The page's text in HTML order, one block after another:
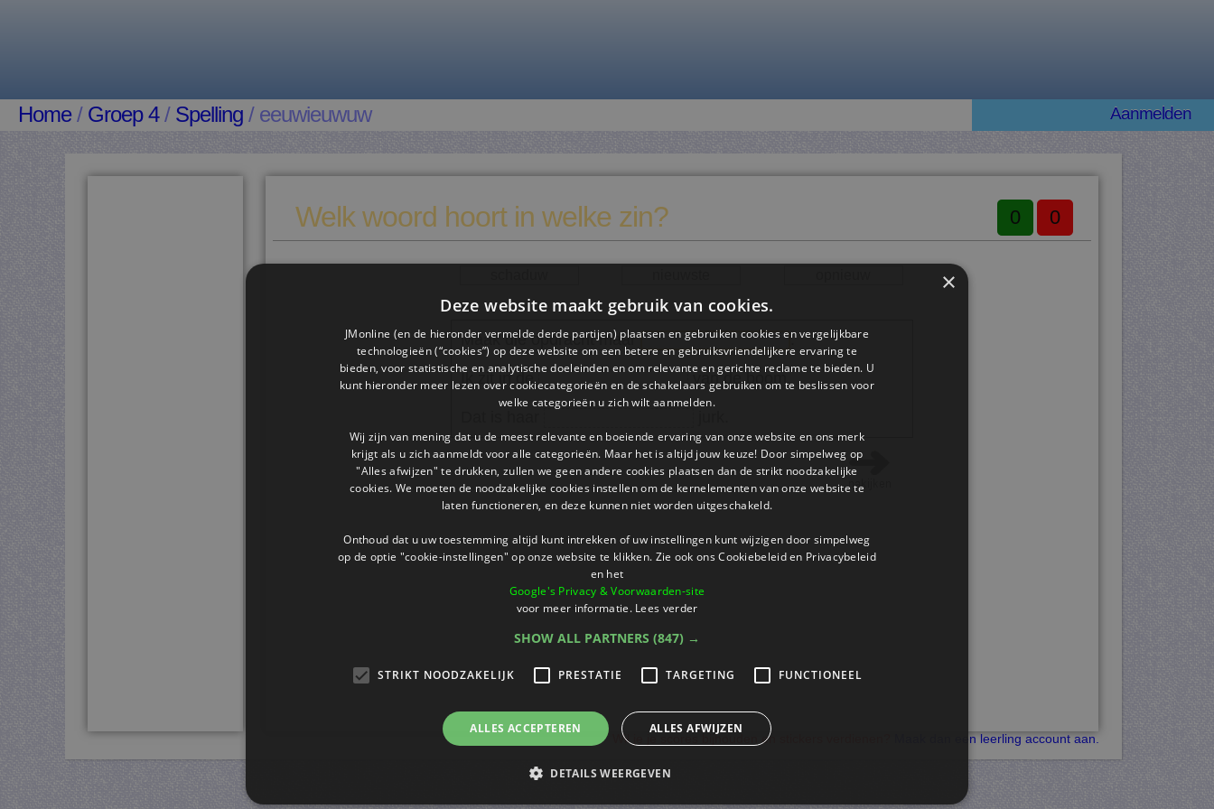
Home/ Groep 4/ Spelling / eeuwieuwuw Aanmelden
Welk woord hoort in welke zin? 0 0
Maak die opdracht maar .
Ik zit in de van de boom.
Wil je je scores bijhouden en stickers verdienen? Maak dan een leerling account aan.
×
Deze website maakt gebruik van cookies.
JMonline (en de hieronder vermelde derde partijen) plaatsen en gebruiken cookies en vergelijkbare
technologieën (“cookies”) op deze website om een ​​betere en gebruiksvriendelijkere ervaring te
bieden, voor statistische en analytische doeleinden en om relevante en gerichte reclame te bieden. U
kunt hieronder meer lezen over cookiecategorieën en de schakelaars gebruiken om te beslissen voor
welke categorieën u zich wilt aanmelden.
Wij zijn van mening dat u de meest relevante en boeiende ervaring van onze website en ons merk
krijgt als u zich aanmeldt voor alle categorieën. Maar het is altijd jouw keuze! Door simpelweg op
"Alles afwijzen" te drukken, zullen we geen andere cookies plaatsen dan de strikt noodzakelijke
cookies. We moeten de noodzakelijke cookies instellen om de kernelementen van onze website te
laten functioneren, en deze kunnen niet worden uitgeschakeld.
Onthoud dat u uw toestemming altijd kunt intrekken of uw instellingen kunt wijzigen door simpelweg
op de optie "cookie-instellingen" op onze website te klikken. Zie ook ons ​​Cookiebeleid en Privacybeleid
en het
Google's Privacy & Voorwaarden-site
voor meer informatie. Lees verder
SHOW ALL PARTNERS (847) →
STRIKT NOODZAKELIJK PRESTATIE TARGETING FUNCTIONEEL
ALLES ACCEPTEREN ALLES AFWIJZEN
DETAILS WEERGEVEN